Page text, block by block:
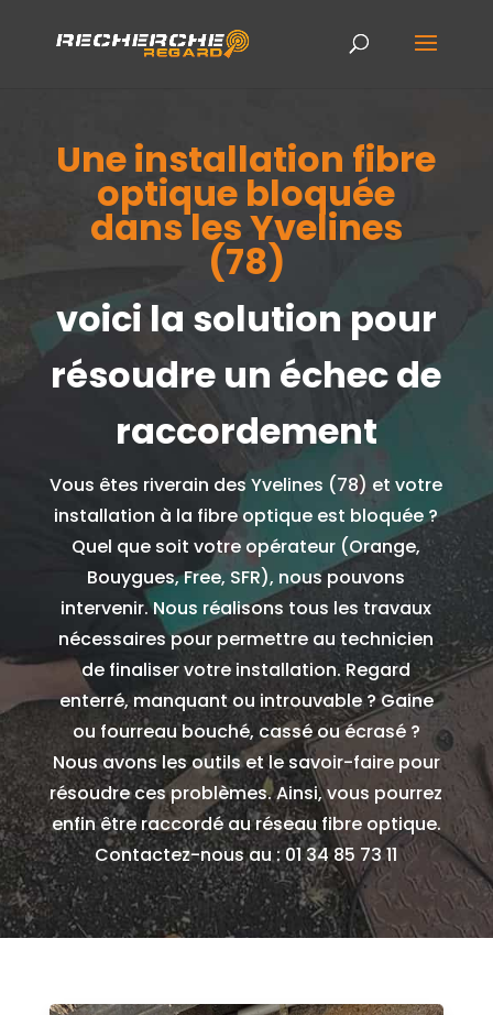
Une installation fibre
optique bloquée
dans les Yvelines
(78)
voici la solution pour
résoudre un échec de
raccordement
Vous êtes riverain des Yvelines (78) et votre
installation à la fibre optique est bloquée ?
Quel que soit votre opérateur (Orange,
Bouygues, Free, SFR), nous pouvons
intervenir. Nous réalisons tous les travaux
nécessaires pour permettre au technicien
de finaliser votre installation. Regard
enterré, manquant ou introuvable ? Gaine
ou fourreau bouché, cassé ou écrasé ?
Nous avons les outils et le savoir-faire pour
résoudre ces problèmes. Ainsi, vous pourrez
enfin être raccordé au réseau fibre optique.
Contactez-nous au : 01 34 85 73 11